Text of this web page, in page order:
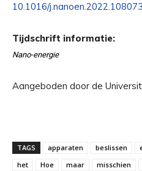
10.1016/j.nanoen.2022.108073
Tijdschrift informatie:
Nano-energie
Aangeboden door de
TAGS apparaten beslissen
het
Hoe maar misschien